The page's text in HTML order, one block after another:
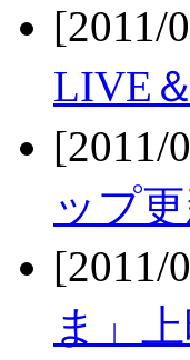
LIVE
ップ更
ま」